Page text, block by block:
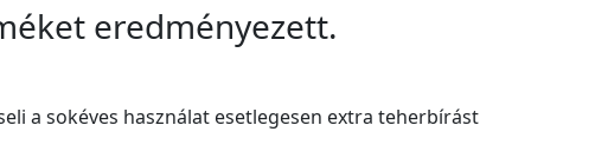
eredményezett.
a sokéves használat esetlegesen extra teherbírást